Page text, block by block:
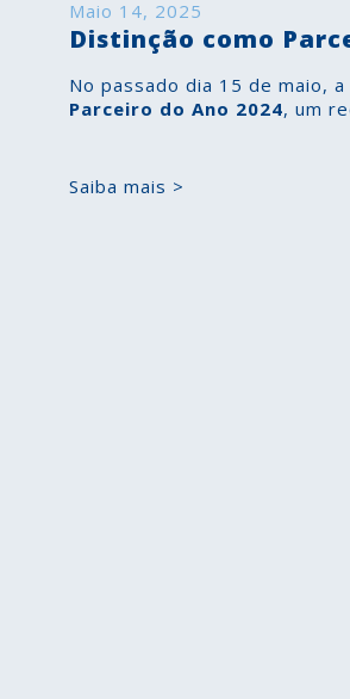
Maio 14, 2025
Distinção como
No passado dia 15 de maio,
Parceiro do Ano 2024, um
Saiba mais >